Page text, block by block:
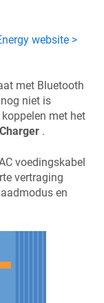
website >
met Bluetooth
niet is
met het
.
voedingskabel
vertraging
en